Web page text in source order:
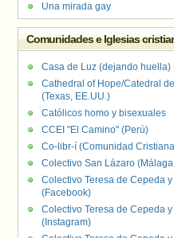
Una mirada gay
Comunidades e Iglesias
Casa de Luz (dejando huella)
Cathedral of Hope/Catedral
(Texas, EE.UU.)
Católicos homo y bisexuales
CCEI "El Camino" (Perú)
Co-libr-í (Comunidad
Colectivo San Lázaro
Colectivo Teresa de Cepeda
(Facebook)
Colectivo Teresa de Cepeda
(Instagram)